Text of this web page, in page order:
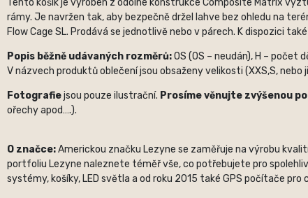
rámy. Je navržen tak, aby bezpečně držel lahve bez ohledu na
Flow Cage SL. Prodává se jednotlivě nebo v párech. K dispozici
Popis běžně udávaných rozměrů:OS (OS – neudán), H – počet
V názvech produktů oblečení jsou obsaženy velikosti (XXS,S, nebo
Fotografiejsou pouze ilustrační. Prosíme věnujte zvýšenou
ořechy apod….).
O značce:Americkou značku Lezyne se zaměřuje na výrobu
portfoliu Lezyne naleznete téměř vše, co potřebujete pro
systémy, košíky, LED světla a od roku 2015 také GPS počítače pro